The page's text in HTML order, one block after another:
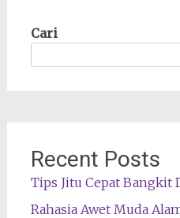
Cari
Recent Posts
Tips Jitu Cepat Bangkit
Rahasia Awet Muda